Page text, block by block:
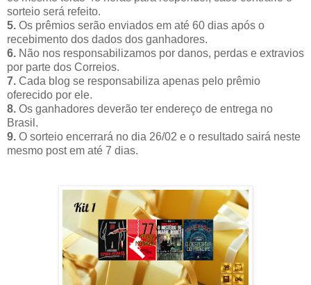
sorteio será refeito.
5. Os prêmios serão enviados em até 60 dias após o
recebimento dos dados dos ganhadores.
6. Não nos responsabilizamos por danos, perdas e extravios
por parte dos Correios.
7. Cada blog se responsabiliza apenas pelo prêmio
oferecido por ele.
8. Os ganhadores deverão ter endereço de entrega no
Brasil.
9. O sorteio encerrará no dia 26/02 e o resultado sairá neste
mesmo post em até 7 dias.